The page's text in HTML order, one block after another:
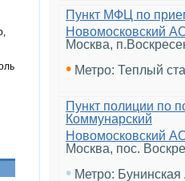
Пункт МФЦ по
Новомосковский
Москва,
• Метро: Теплый
Пункт полиции по
Коммунарский
Новомосковский
Москва, пос.
• Метро: